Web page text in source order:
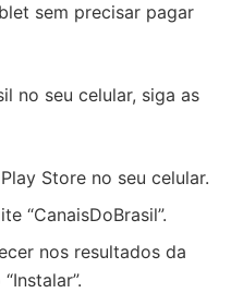
sem precisar pagar
no seu celular, siga as
Store no seu celular.
“CanaisDoBrasil”.
nos resultados da